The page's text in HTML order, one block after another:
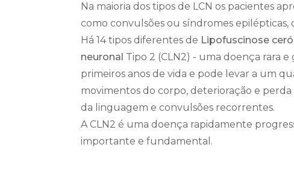
Na maioria dos tipos de LCN os pacientes
como convulsões ou síndromes
Há 14 tipos diferentes de Lipofuscinose
neuronal Tipo 2 (CLN2) - uma doença rara
primeiros anos de vida e pode levar a um
movimentos do corpo, deterioração e
da linguagem e convulsões recorrentes.
A CLN2 é uma doença rapidamente
importante e fundamental.